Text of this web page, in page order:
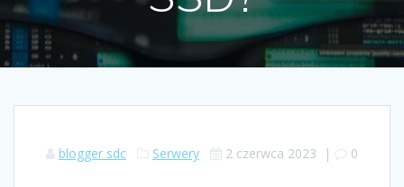
blogger sdc Serwery 2 czerwca 2023 | 0